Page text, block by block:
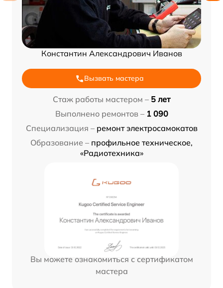
Константин Александрович Иванов
Вызвать мастера
Стаж работы мастером – 5 лет
Выполнено ремонтов – 1 090
Специализация – ремонт электросамокатов
Образование – профильное техническое,
«Радиотехника»
Вы можете ознакомиться с сертификатом
мастера